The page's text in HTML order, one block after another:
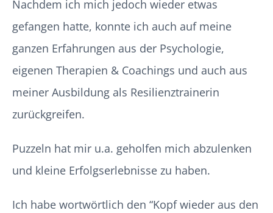
Nachdem ich mich jedoch wieder etwas
gefangen hatte, konnte ich auch auf meine
ganzen Erfahrungen aus der Psychologie,
eigenen Therapien & Coachings und auch aus
meiner Ausbildung als Resilienztrainerin
zurückgreifen.
Puzzeln hat mir u.a. geholfen mich abzulenken
und kleine Erfolgserlebnisse zu haben.
Ich habe wortwörtlich den “Kopf wieder aus den